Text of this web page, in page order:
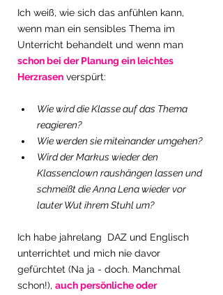
Ich weiß, wie sich das anfühlen kann,
wenn man ein sensibles Thema im
Unterricht behandelt und wenn man
schon bei der Planung ein leichtes
Herzrasen verspürt:
Wie wird die Klasse auf das Thema
reagieren?
Wie werden sie miteinander umgehen?
Wird der Markus wieder den
Klassenclown raushängen lassen und
schmeißt die Anna Lena wieder vor
lauter Wut ihrem Stuhl um?
Ich habe jahrelang  DAZ und Englisch
unterrichtet und mich nie davor
gefürchtet (Na ja - doch. Manchmal
schon!), auch persönliche oder